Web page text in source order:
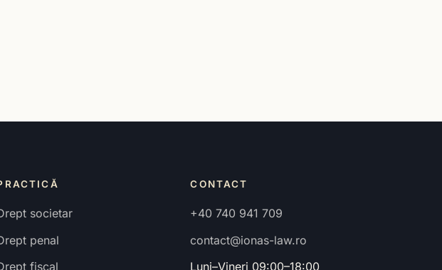
societar
penal
fiscal
CONTACT
+40 740 941 709
contact@ionas-law.ro
Luni–Vineri 09:00–18:00